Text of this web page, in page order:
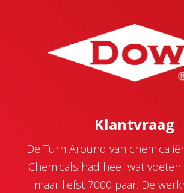
Klantvraag
De Turn Around van
Chemicals had heel wat voeten
maar liefst 7000 paar. De